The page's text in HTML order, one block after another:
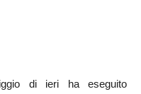
di ieri ha eseguito